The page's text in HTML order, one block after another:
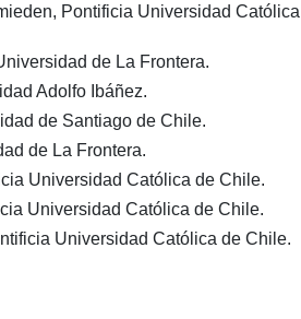
Pontificia Universidad Católica
de La Frontera.
Adolfo Ibáñez.
de Santiago de Chile.
de La Frontera.
Universidad Católica de Chile.
Universidad Católica de Chile.
Universidad Católica de Chile.